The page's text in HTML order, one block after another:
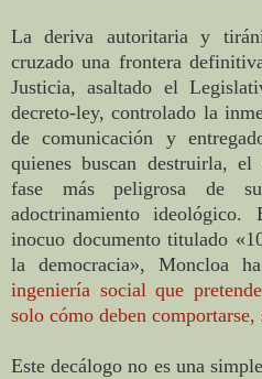
La deriva autoritaria y
cruzado una frontera
Justicia, asaltado el
decreto-ley, controlado la
de comunicación y
quienes buscan destruirla,
fase más peligrosa de
adoctrinamiento
inocuo documento titulado
la democracia», Moncloa
ingeniería social que
solo cómo deben comportarse,
Este decálogo no es una